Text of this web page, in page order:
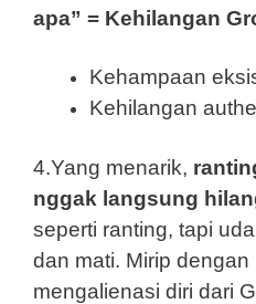
apa” = Kehilangan
Kehampaan
Kehilangan
4.Yang menarik,
nggak langsung
seperti ranting, tapi
dan mati. Mirip
mengalienasi diri dari